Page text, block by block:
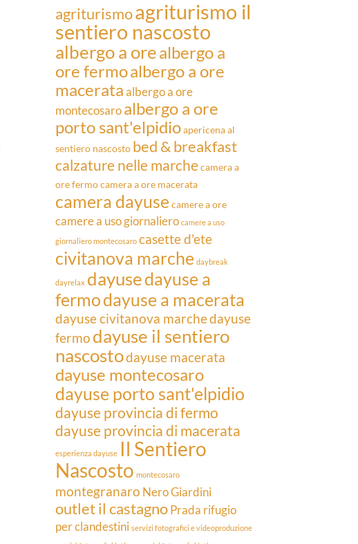
agriturismoagriturismo il
sentiero nascosto
albergo a orealbergo a
ore fermoalbergo a ore
macerataalbergo a ore
montecosaroalbergo a ore
porto sant'elpidioapericena al
sentiero nascosto bed & breakfast
calzature nelle marchecamera a
ore fermocamera a ore macerata
camera dayuse camere a ore
camere a uso giornaliero camere a uso
giornaliero montecosaro casette d'ete
civitanova marche daybreak
dayrelax dayusedayuse a
fermodayuse a macerata
dayuse civitanova marchedayuse
fermo dayuse il sentiero
nascostodayuse macerata
dayuse montecosaro
dayuse porto sant'elpidio
dayuse provincia di fermo
dayuse provincia di macerata
esperienza dayuse Il Sentiero
Nascosto montecosaro
montegranaro Nero Giardini
outlet il castagnoPrada rifugio
per clandestini servizi fotografici e videoproduzione